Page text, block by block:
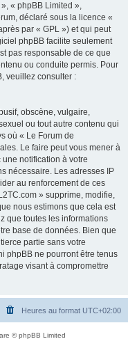
« phpBB Limited »,
déclaré sous la licence «
par « GPL ») et qui peut
phpBB facilite seulement
pas responsable de ce que
ou conduite permis. Pour
veuillez consulter :
obscène, vulgaire,
ou tout autre contenu qui
où « Le Forum de
Le faire peut vous mener à
notification à votre
nécessaire. Les adresses IP
au renforcement de ces
» supprime, modifie,
nous estimons que cela est
que toutes les informations
base de données. Bien que
partie sans votre
phpBB ne pourront être tenus
visant à compromettre
Heures au format UTC+02:00
© phpBB Limited